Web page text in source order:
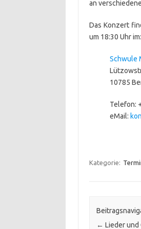
an
Das Konzert
um 18:30 Uhr im:
Schwule
10785
Telefon:
eMail:
Kategorie:
← Lieder